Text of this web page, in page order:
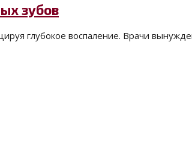
зубов
глубокое воспаление. Врачи